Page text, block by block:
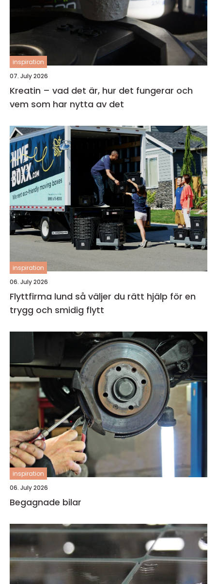
inspiration
07. July 2026
Kreatin – vad det är, hur det fungerar och
vem som har nytta av det
inspiration
06. July 2026
Flyttfirma lund så väljer du rätt hjälp för en
trygg och smidig flytt
inspiration
06. July 2026
Begagnade bilar